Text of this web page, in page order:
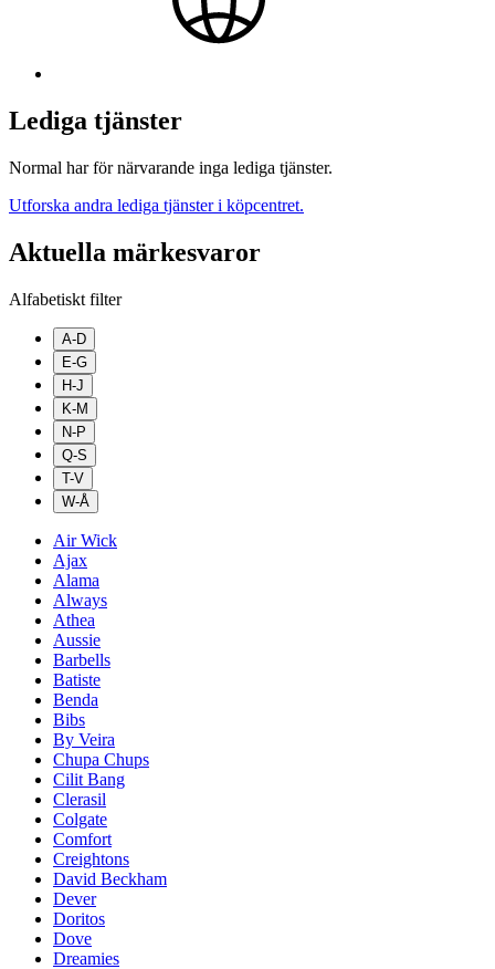
Lediga tjänster
Normal har för närvarande inga lediga tjänster.
Utforska andra lediga tjänster i köpcentret.
Aktuella märkesvaror
Alfabetiskt filter
A-D
E-G
H-J
K-M
N-P
Q-S
T-V
W-Å
Air Wick
Ajax
Alama
Always
Athea
Aussie
Barbells
Batiste
Benda
Bibs
By Veira
Chupa Chups
Cilit Bang
Clerasil
Colgate
Comfort
Creightons
David Beckham
Dever
Doritos
Dove
Dreamies